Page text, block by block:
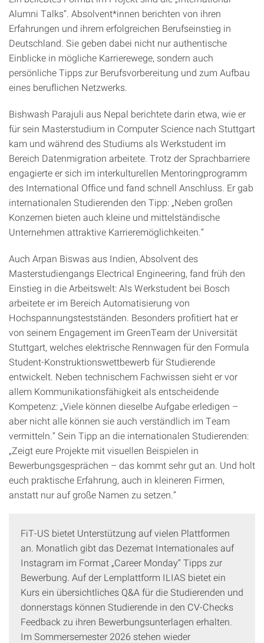
Alumni Talks“. Absolvent*innen berichten von ihren
Erfahrungen und ihrem erfolgreichen Berufseinstieg in
Deutschland. Sie geben dabei nicht nur authentische
Einblicke in mögliche Karrierewege, sondern auch
persönliche Tipps zur Berufsvorbereitung und zum Aufbau
eines beruflichen Netzwerks.
Bishwash Parajuli aus Nepal berichtete darin etwa, wie er
für sein Masterstudium in Computer Science nach Stuttgart
kam und während des Studiums als Werkstudent im
Bereich Datenmigration arbeitete. Trotz der Sprachbarriere
engagierte er sich im interkulturellen Mentoringprogramm
des International Office und fand schnell Anschluss. Er gab
internationalen Studierenden den Tipp: „Neben großen
Konzernen bieten auch kleine und mittelständische
Unternehmen attraktive Karrieremöglichkeiten.“
Auch Arpan Biswas aus Indien, Absolvent des
Masterstudiengangs Electrical Engineering, fand früh den
Einstieg in die Arbeitswelt: Als Werkstudent bei Bosch
arbeitete er im Bereich Automatisierung von
Hochspannungstestständen. Besonders profitiert hat er
von seinem Engagement im GreenTeam der Universität
Stuttgart, welches elektrische Rennwagen für den Formula
Student-Konstruktionswettbewerb für Studierende
entwickelt. Neben technischem Fachwissen sieht er vor
allem Kommunikationsfähigkeit als entscheidende
Kompetenz: „Viele können dieselbe Aufgabe erledigen –
aber nicht alle können sie auch verständlich im Team
vermitteln.“ Sein Tipp an die internationalen Studierenden:
„Zeigt eure Projekte mit visuellen Beispielen in
Bewerbungsgesprächen – das kommt sehr gut an. Und holt
euch praktische Erfahrung, auch in kleineren Firmen,
anstatt nur auf große Namen zu setzen.“
FiT-US bietet Unterstützung auf vielen Plattformen
an. Monatlich gibt das Dezernat Internationales auf
Instagram im Format „Career Monday“ Tipps zur
Bewerbung. Auf der Lernplattform ILIAS bietet ein
Kurs ein übersichtliches Q&A für die Studierenden und
donnerstags können Studierende in den CV-Checks
Feedback zu ihren Bewerbungsunterlagen erhalten.
Im Sommersemester 2026 stehen wieder